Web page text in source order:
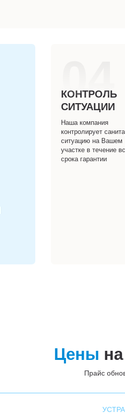
04
КОНТРОЛЬ
СИТУАЦИИ
Наша компания
контролирует
ситуацию на Вашем
участке в течение
срока гарантии
Цены
Прайс